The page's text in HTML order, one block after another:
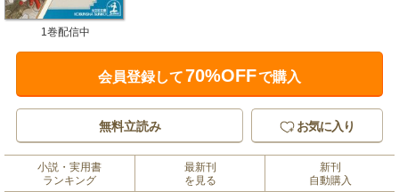
1巻配信中
会員登録して70%OFFで購入
無料立読み お気に入り
小説・実用書
ランキング
最新刊
を見る
新刊
自動購入